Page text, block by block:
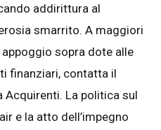
addirittura al
smarrito. A maggiori
sopra dote alle
finanziari, contatta il
La politica sul
e la atto dell’impegno